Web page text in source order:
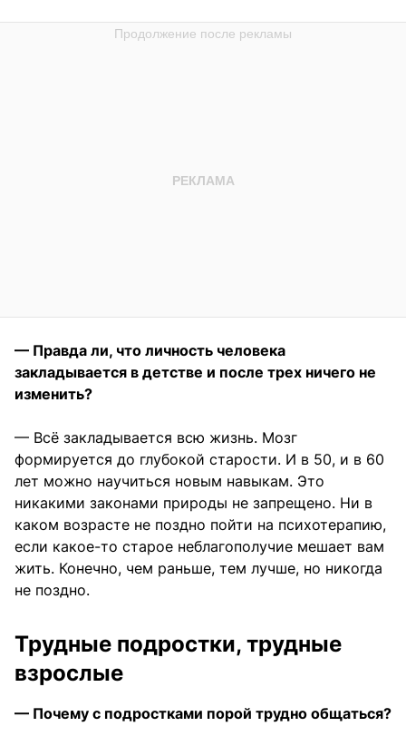
— Правда ли, что личность человека
закладывается в детстве и после трех ничего не
изменить?
— Всё закладывается всю жизнь. Мозг
формируется до глубокой старости. И в 50, и в 60
лет можно научиться новым навыкам. Это
никакими законами природы не запрещено. Ни в
каком возрасте не поздно пойти на психотерапию,
если какое-то старое неблагополучие мешает вам
жить. Конечно, чем раньше, тем лучше, но никогда
не поздно.
Трудные подростки, трудные
взрослые
— Почему с подростками порой трудно общаться?